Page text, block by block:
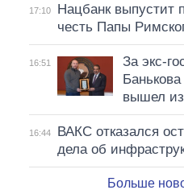
17:10
Нацбанк выпустит
честь Папы
16:51
За экс-
вышел
16:44
ВАКС отказался
дела об
Больше